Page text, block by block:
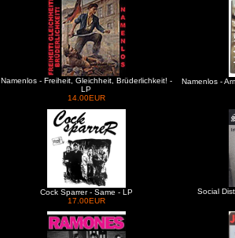
Namenlos - Freiheit, Gleichheit, Brüderlichkeit! -
LP
14.00EUR
Namenlos -
Cock Sparrer - Same - LP
17.00EUR
Social